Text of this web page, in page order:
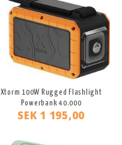
Xtorm 100W Rugged Flashlight
Powerbank 40.000
SEK 1 195,00